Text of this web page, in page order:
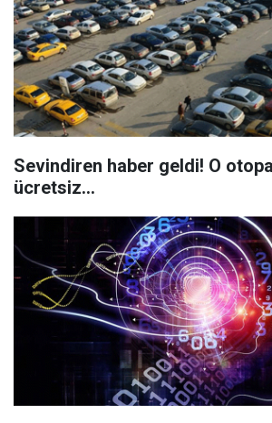
Sevindiren haber geldi! O
ücretsiz...